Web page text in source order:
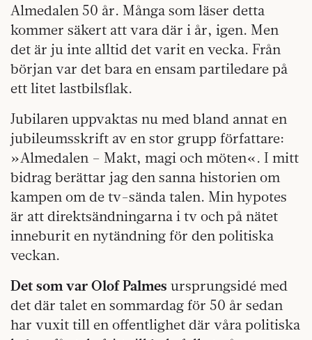
Almedalen 50 år. Många som läser detta
kommer säkert att vara där i år, igen. Men
det är ju inte alltid det varit en vecka. Från
början var det bara en ensam partiledare på
ett litet lastbilsflak.
Jubilaren uppvaktas nu med bland annat en
jubileumsskrift av en stor grupp författare:
»Almedalen – Makt, magi och möten«. I mitt
bidrag berättar jag den sanna historien om
kampen om de tv-sända talen. Min hypotes
är att direktsändningarna i tv och på nätet
inneburit en nytändning för den politiska
veckan.
Det som var Olof Palmes ursprungsidé med
det där talet en sommardag för 50 år sedan
har vuxit till en offentlighet där våra politiska